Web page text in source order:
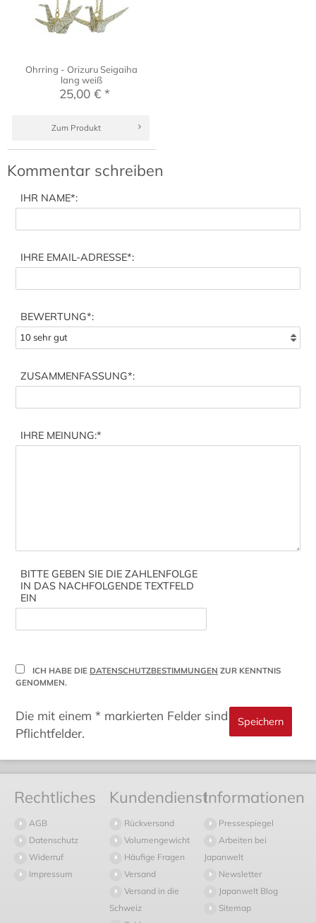
Ohrring - Orizuru Seigaiha
lang weiß
25,00 € *
Zum Produkt
Kommentar schreiben
IHR NAME*:
IHRE EMAIL-ADRESSE*:
BEWERTUNG*:
ZUSAMMENFASSUNG*:
IHRE MEINUNG:*
BITTE GEBEN SIE DIE ZAHLENFOLGE
IN DAS NACHFOLGENDE TEXTFELD
EIN
ICH HABE DIE DATENSCHUTZBESTIMMUNGEN ZUR KENNTNIS
GENOMMEN.
Die mit einem * markierten Felder sind
Pflichtfelder.
Rechtliches
AGB
Datenschutz
Widerruf
Impressum
Kundendienst
Rückversand
Volumengewicht
Häufige Fragen
Versand
Versand in die
Schweiz
Informationen
Pressespiegel
Arbeiten bei
Japanwelt
Newsletter
Japanwelt Blog
Sitemap